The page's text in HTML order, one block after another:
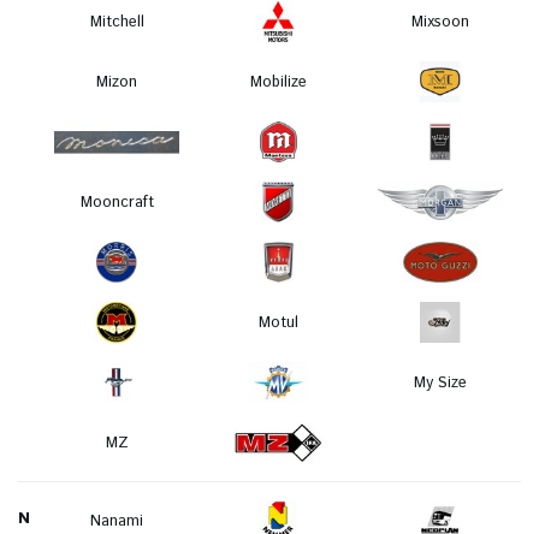
Mitchell Mixsoon
Mizon Mobilize
Mooncraft
Motul
My Size
MZ
N Nanami